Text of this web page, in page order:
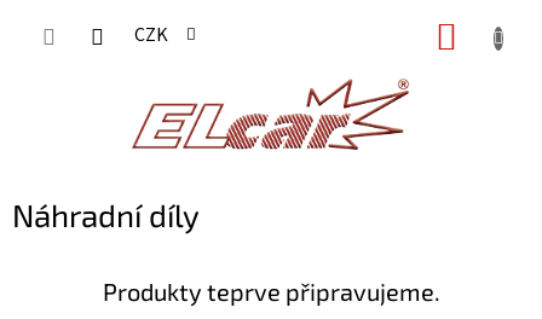
CZK
Náhradní díly
Produkty teprve připravujeme.